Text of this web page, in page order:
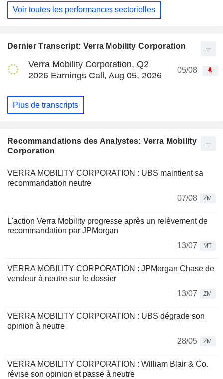
Dernier Transcript: Verra Mobility Corporation
Verra Mobility Corporation, Q2
2026 Earnings Call, Aug 05, 2026
05/08
Plus de transcripts
Recommandations des Analystes: Verra Mobility
Corporation
VERRA MOBILITY CORPORATION : UBS maintient sa
recommandation neutre
07/08
ZM
L'action Verra Mobility progresse après un relèvement de
recommandation par JPMorgan
13/07
MT
VERRA MOBILITY CORPORATION : JPMorgan Chase de
vendeur à neutre sur le dossier
13/07
ZM
VERRA MOBILITY CORPORATION : UBS dégrade son
opinion à neutre
28/05
ZM
VERRA MOBILITY CORPORATION : William Blair & Co.
révise son opinion et passe à neutre
Voir toutes les performances sectorielles